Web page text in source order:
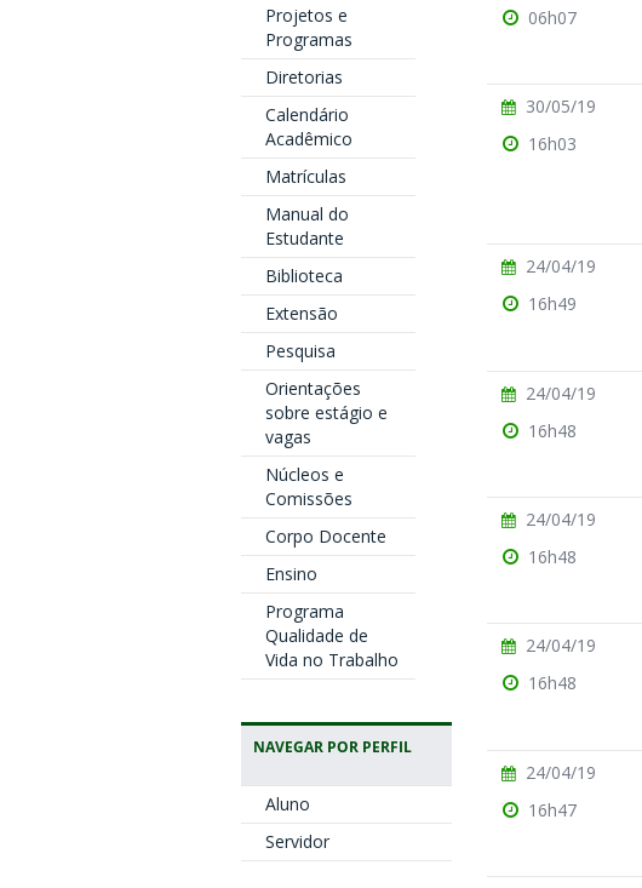
Projetos e
Programas
Diretorias
Calendário
Acadêmico
Matrículas
Manual do
Estudante
Biblioteca
Extensão
Pesquisa
Orientações
sobre estágio e
vagas
Núcleos e
Comissões
Corpo Docente
Ensino
Programa
Qualidade de
Vida no Trabalho
NAVEGAR POR PERFIL
Aluno
Servidor
06h07
30/05/19
16h03
24/04/19
16h49
24/04/19
16h48
24/04/19
16h48
24/04/19
16h48
24/04/19
16h47